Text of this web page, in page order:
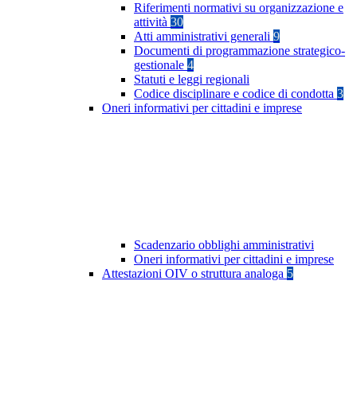
Riferimenti normativi su organizzazione e
attività 30
Atti amministrativi generali 9
Documenti di programmazione strategico-
gestionale 4
Statuti e leggi regionali
Codice disciplinare e codice di condotta 3
Oneri informativi per cittadini e imprese
Scadenzario obblighi amministrativi
Oneri informativi per cittadini e imprese
Attestazioni OIV o struttura analoga 5